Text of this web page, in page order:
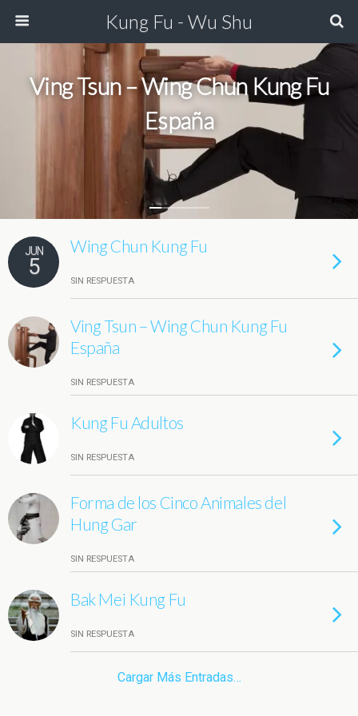
Kung Fu - Wu Shu
Ving Tsun – Wing Chun Kung Fu
España
JUN
5
Wing Chun Kung Fu
SIN RESPUESTA
Ving Tsun – Wing Chun Kung Fu
España
SIN RESPUESTA
Kung Fu Adultos
SIN RESPUESTA
Forma de los Cinco Animales del
Hung Gar
SIN RESPUESTA
Bak Mei Kung Fu
SIN RESPUESTA
Cargar Más Entradas…